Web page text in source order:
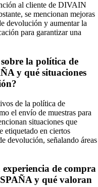
al cliente de DIVAIN
se mencionan mejoras
devolución y aumentar la
para garantizar una
la política de
y qué situaciones
de la política de
el envío de muestras para
situaciones que
etiquetado en ciertos
devolución, señalando áreas
experiencia de compra
y qué valoran